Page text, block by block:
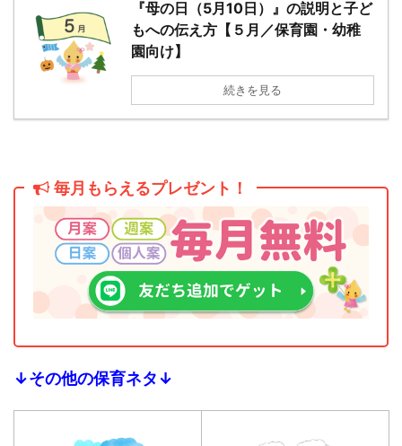
『母の日（5月10日）』の説明と子ど
もへの伝え方【５月／保育園・幼稚
園向け】
続きを見る
毎月もらえるプレゼント！
↓その他の保育ネタ↓